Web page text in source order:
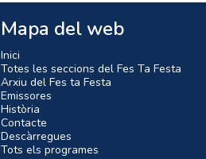
Mapa del web
Inici
Totes les seccions del Fes Ta Festa
Arxiu del Fes ta Festa
Emissores
Història
Contacte
Descàrregues
Tots els programes